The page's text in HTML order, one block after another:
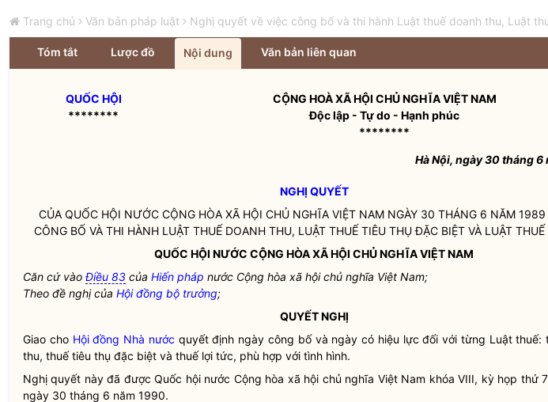
Trang chủ Văn bản pháp luật Nghị quyết về việc công bố và thi hành Luật thuế doanh thu, Luật
Tóm tắt Lược đồ Nội dung Văn bản liên quan
QUỐC HỘI
********
CỘNG HOÀ XÃ HỘI CHỦ NGHĨA VIỆT NAM
Độc lập - Tự do - Hạnh phúc
********
Hà Nội, ngày 30 tháng 6
NGHỊ QUYẾT
CỦA QUỐC HỘI NƯỚC CỘNG HÒA XÃ HỘI CHỦ NGHĨA VIỆT NAM NGÀY 30 THÁNG 6 NĂM 1989
CÔNG BỐ VÀ THI HÀNH LUẬT THUẾ DOANH THU, LUẬT THUẾ TIÊU THỤ ĐẶC BIỆT VÀ LUẬT
QUỐC HỘI NƯỚC CỘNG HÒA XÃ HỘI CHỦ NGHĨA VIỆT NAM
Căn cứ vào Điều 83 của Hiến pháp nước Cộng hòa xã hội chủ nghĩa Việt Nam;
Theo đề nghị của Hội đồng bộ trưởng;
QUYẾT NGHỊ
Giao cho Hội đồng Nhà nước quyết định ngày công bố và ngày có hiệu lực đối với từng Luật thuế:
thu, thuế tiêu thụ đặc biệt và thuế lợi tức, phù hợp với tình hình.
Nghị quyết này đã đượcQuốc hộinước Cộng hòa xã hội chủ nghĩa Việt Nam khóa VIII, kỳ họp thứ
ngày 30 tháng 6 năm 1990.